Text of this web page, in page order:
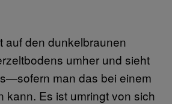
auf den dunkelbraunen
umher und sieht
man das bei einem
kann. Es ist umringt von sich